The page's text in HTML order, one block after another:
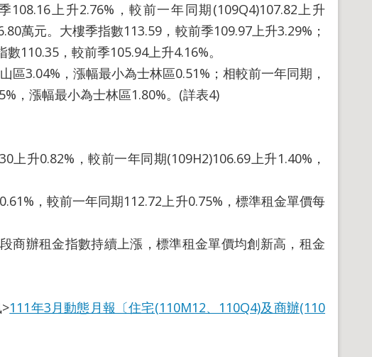
上升2.76%，較前一年同期(109Q4)107.82上升
萬元。大樓季指數113.59，較前季109.97上升3.29%；
110.35，較前季105.94上升4.16%。
3.04%，漲幅最小為士林區0.51%；相較前一年同期，
，漲幅最小為士林區1.80%。(詳表4)
升0.82%，較前一年同期(109H2)106.69上升1.40%，
，較前一年同期112.72上升0.75%，標準租金單價每
辦租金指數持續上漲，標準租金單價均創新高，租金
111年3月動態月報〔住宅(110M12、110Q4)及商辦(110